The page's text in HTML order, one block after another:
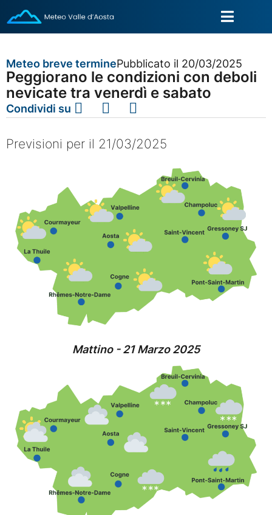
Meteo breve terminePubblicato il 20/03/2025
Peggiorano le condizioni con deboli
nevicate tra venerdì e sabato
Condividi su
Previsioni per il 21/03/2025
Mattino - 21 Marzo 2025